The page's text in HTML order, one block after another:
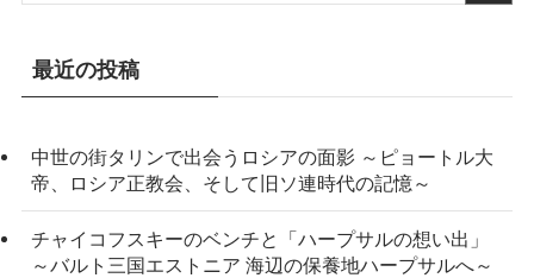
最近の投稿
中世の街タリンで出会うロシアの面影 ～ピョートル大
帝、ロシア正教会、そして旧ソ連時代の記憶～
チャイコフスキーのベンチと「ハープサルの想い出」
～バルト三国エストニア 海辺の保養地ハープサルへ～